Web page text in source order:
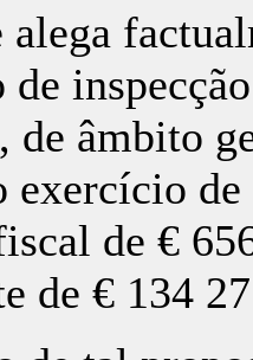
alega
âmbito
exercício
de €
de € 134